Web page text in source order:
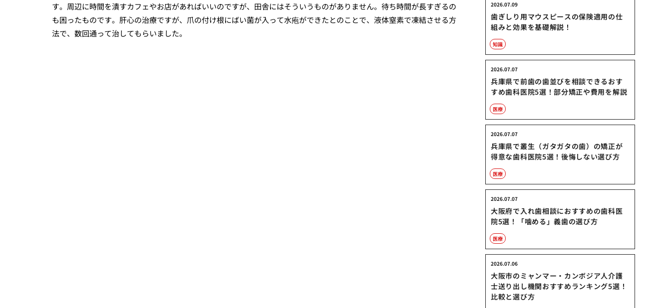
す。周辺に時間を潰すカフェやお店があればいいのですが、田舎にはそういうものがありません。待ち時間が長すぎるの
も困ったものです。肝心の治療ですが、爪の付け根にばい菌が入って水疱ができたとのことで、液体窒素で凍結させる方
法で、数回通って治してもらいました。
歯ぎしり用マウスピースの保険適用の仕
組みと効果を基礎解説！
2026.07.09
知識
兵庫県で前歯の歯並びを相談できるおす
すめ歯科医院5選！部分矯正や費用を解説
2026.07.07
医療
兵庫県で叢生（ガタガタの歯）の矯正が
得意な歯科医院5選！後悔しない選び方
2026.07.07
医療
大阪府で入れ歯相談におすすめの歯科医
院5選！「噛める」義歯の選び方
2026.07.07
医療
大阪市のミャンマー・カンボジア人介護
士送り出し機関おすすめランキング5選！
比較と選び方
2026.07.06